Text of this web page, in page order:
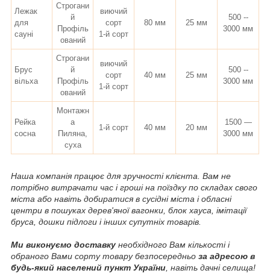
Лежак
для
сауні
Строгани
й
Профіль
ований
виючий
сорт
1-й сорт
80 мм 25 мм
500 --
3000 мм
Брус
вільха
Строгани
й
Профіль
ований
виючий
сорт
1-й сорт
40 мм 25 мм
500 --
3000 мм
Рейка
сосна
Монтажн
а
Пиляна,
суха
1-й сорт 40 мм 20 мм
1500 —
3000 мм
Наша компанія працює для зручності клієнта. Вам не
потрібно витрачати час і гроші на поїздку по складах свого
міста або навіть добиратися в сусідні міста і обласні
центри в пошуках дерев'яної вагонки, блок хауса, імітації
бруса, дошки підлоги і інших супутніх товарів.
Ми виконуємо доставку необхідного Вам кількості і
обраного Вами сорту товару безпосередньо за адресою в
будь-який населений пункт України , навіть дачні селища!